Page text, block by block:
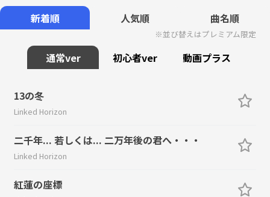
Mute
新着順 人気順 曲名順
※並び替えはプレミアム限定
通常ver 初心者ver 動画プラス
13の冬
Linked Horizon
二千年... 若しくは... 二万年後の君へ・・・
Linked Horizon
紅蓮の座標